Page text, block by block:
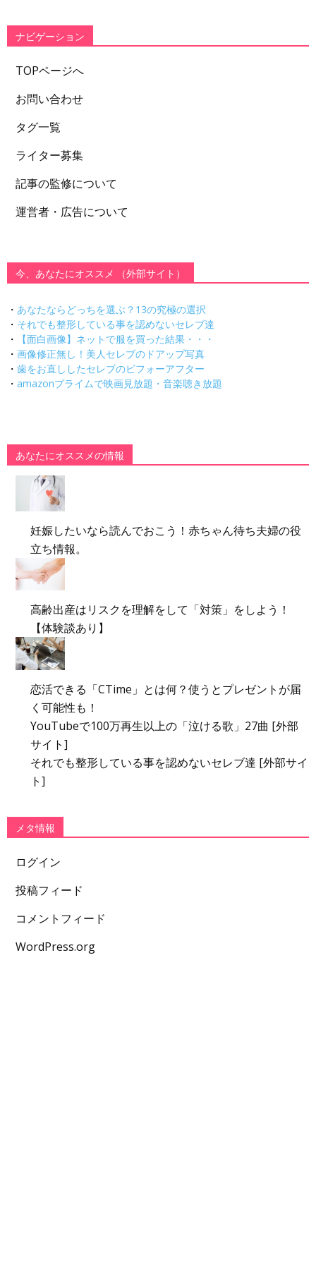
ー
ナビゲーション
TOPページへ
お問い合わせ
タグ一覧
ライター募集
記事の監修について
運営者・広告について
今、あなたにオススメ （外部サイト）
・ あなたならどっちを選ぶ？13の究極の選択
・ それでも整形している事を認めないセレブ達
・
【面白画像】ネットで服を買った結果・・・
・ 画像修正無し！美人セレブのドアップ写真
・ 歯をお直ししたセレブのビフォーアフター
・ amazonプライムで映画見放題・音楽聴き放題
あなたにオススメの情報
妊娠したいなら読んでおこう！赤ちゃん待ち夫婦の役
立ち情報。
高齢出産はリスクを理解をして「対策」をしよう！
【体験談あり】
恋活できる「CTime」とは何？使うとプレゼントが届
く可能性も！
YouTubeで100万再生以上の「泣ける歌」27曲 [外部
サイト]
それでも整形している事を認めないセレブ達 [外部サイ
ト]
メタ情報
ログイン
投稿フィード
コメントフィード
WordPress.org